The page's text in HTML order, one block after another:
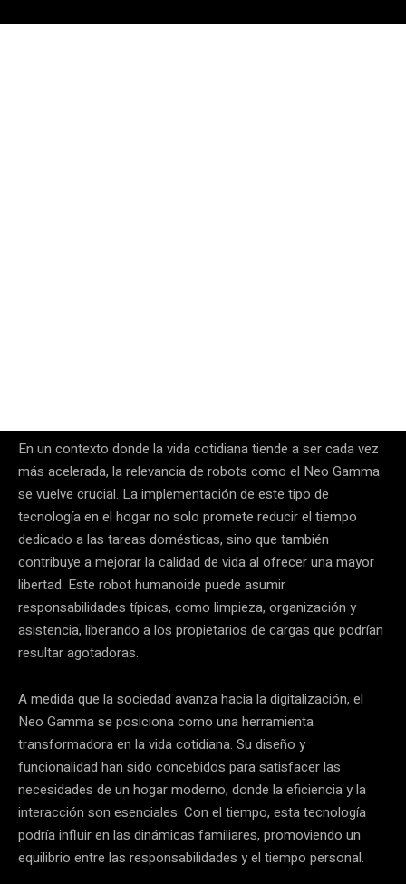
En un contexto donde la vida cotidiana tiende a ser cada vez
más acelerada, la relevancia de robots como el Neo Gamma
se vuelve crucial. La implementación de este tipo de
tecnología en el hogar no solo promete reducir el tiempo
dedicado a las tareas domésticas, sino que también
contribuye a mejorar la calidad de vida al ofrecer una mayor
libertad. Este robot humanoide puede asumir
responsabilidades típicas, como limpieza, organización y
asistencia, liberando a los propietarios de cargas que podrían
resultar agotadoras.
A medida que la sociedad avanza hacia la digitalización, el
Neo Gamma se posiciona como una herramienta
transformadora en la vida cotidiana. Su diseño y
funcionalidad han sido concebidos para satisfacer las
necesidades de un hogar moderno, donde la eficiencia y la
interacción son esenciales. Con el tiempo, esta tecnología
podría influir en las dinámicas familiares, promoviendo un
equilibrio entre las responsabilidades y el tiempo personal.